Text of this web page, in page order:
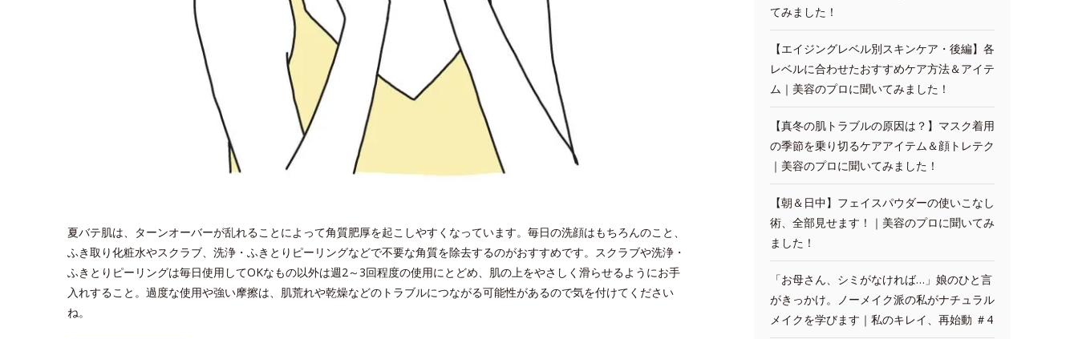
夏バテ肌は、ターンオーバーが乱れることによって角質肥厚を起こしやすくなっています。毎日の洗顔はもちろんのこと、
ふき取り化粧水やスクラブ、洗浄・ふきとりピーリングなどで不要な角質を除去するのがおすすめです。スクラブや洗浄・
ふきとりピーリングは毎日使用してOKなもの以外は週2～3回程度の使用にとどめ、肌の上をやさしく滑らせるようにお手
入れすること。過度な使用や強い摩擦は、肌荒れや乾燥などのトラブルにつながる可能性があるので気を付けてください
ね。
てみました！
【エイジングレベル別スキンケア・後編】各
レベルに合わせたおすすめケア方法＆アイテ
ム｜美容のプロに聞いてみました！
【真冬の肌トラブルの原因は？】マスク着用
の季節を乗り切るケアアイテム＆顔トレテク
｜美容のプロに聞いてみました！
【朝＆日中】フェイスパウダーの使いこなし
術、全部見せます！｜美容のプロに聞いてみ
ました！
「お母さん、シミがなければ…」娘のひと言
がきっかけ。ノーメイク派の私がナチュラル
メイクを学びます｜私のキレイ、再始動 ＃4